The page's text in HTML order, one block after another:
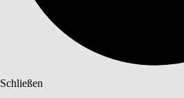
Schließen